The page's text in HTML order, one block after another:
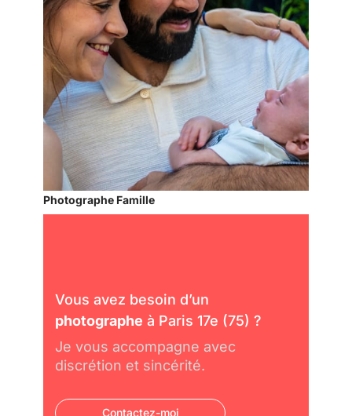
Photographe Famille
Vous avez besoin d’un
photographe à Paris 17e (75) ?
Je vous accompagne avec
discrétion et sincérité.
Contactez-moi